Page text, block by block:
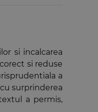
si incalcarea
si reduse
a
surprinderea
a permis,